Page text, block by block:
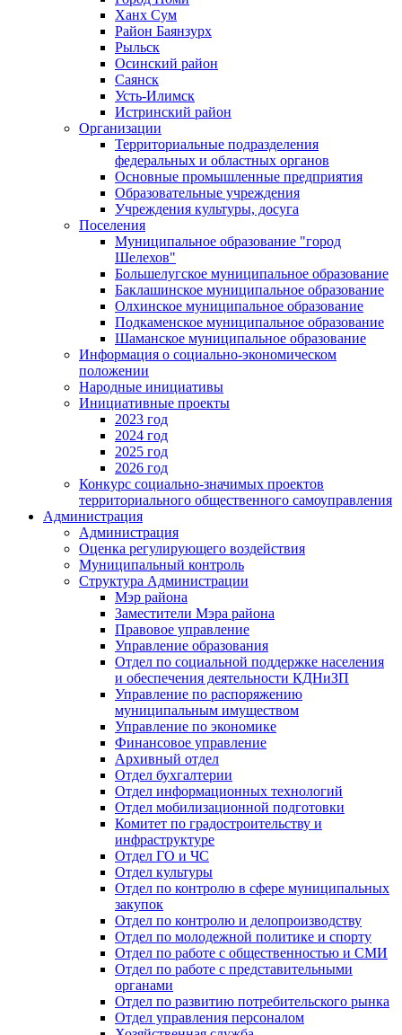
Ханх Сум
Район Баянзурх
Рыльск
Осинский район
Саянск
Усть-Илимск
Истринский район
Организации
Территориальные подразделения
федеральных и областных органов
Основные промышленные предприятия
Образовательные учреждения
Учреждения культуры, досуга
Поселения
Муниципальное образование "город
Шелехов"
Большелугское муниципальное образование
Баклашинское муниципальное образование
Олхинское муниципальное образование
Подкаменское муниципальное образование
Шаманское муниципальное образование
Информация о социально-экономическом
положении
Народные инициативы
Инициативные проекты
2023 год
2024 год
2025 год
2026 год
Конкурс социально-значимых проектов
территориального общественного самоуправления
Администрация
Администрация
Оценка регулирующего воздействия
Муниципальный контроль
Структура Администрации
Мэр района
Заместители Мэра района
Правовое управление
Управление образования
Отдел по социальной поддержке населения
и обеспечения деятельности КДНиЗП
Управление по распоряжению
муниципальным имуществом
Управление по экономике
Финансовое управление
Архивный отдел
Отдел бухгалтерии
Отдел информационных технологий
Отдел мобилизационной подготовки
Комитет по градостроительству и
инфраструктуре
Отдел ГО и ЧС
Отдел культуры
Отдел по контролю в сфере муниципальных
закупок
Отдел по контролю и делопроизводству
Отдел по молодежной политике и спорту
Отдел по работе с общественностью и СМИ
Отдел по работе с представительными
органами
Отдел по развитию потребительского рынка
Отдел управления персоналом